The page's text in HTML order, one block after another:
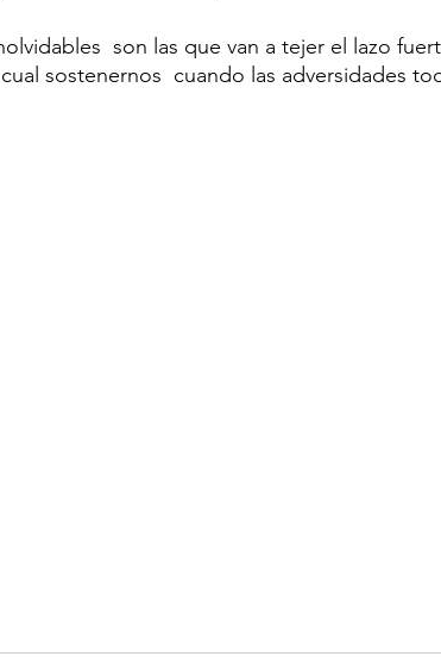
son las que van a tejer el lazo
sostenernos  cuando las adversidades